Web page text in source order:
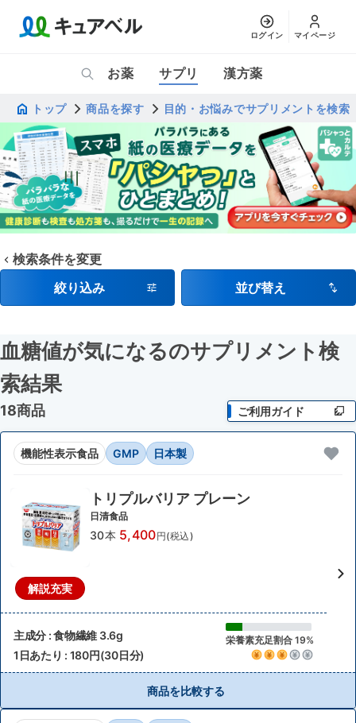
ログイン マイページ
お薬 サプリ 漢方薬
トップ 商品を探す 目的・お悩みでサプリメントを検索
検索条件を変更
絞り込み
並び替え
血糖値が気になるのサプリメント検
索結果
18商品 ご利用ガイド
機能性表示食品 GMP 日本製
解説充実
トリプルバリア プレーン
日清食品
30本 5,400円(税込)
主成分 : 食物繊維 3.6g 栄養素充足割合 19%
1日あたり : 180円(30日分)
商品を比較する